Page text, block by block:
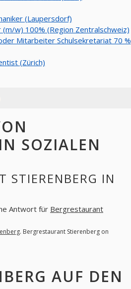
(Laupersdorf)
(m/w) 100% (Region Zentralschweiz)
Mitarbeiter Schulsekretariat 70 %
(Zürich)
SOZIALEN
STIERENBERG IN
Antwort für Bergrestaurant
. Bergrestaurant Stierenberg on
AUF DEN